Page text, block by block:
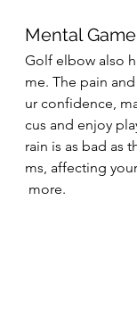
Mental
Golf elbow also
me. The pain
ur confidence,
cus and enjoy
rain is as bad as
ms, affecting
more.